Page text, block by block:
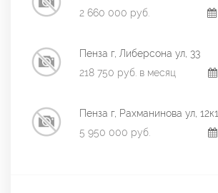
2 660 000 руб.
Пенза г, Либерсона ул, 33
218 750 руб. в месяц
Пенза г, Рахманинова ул, 12к1
5 950 000 руб.